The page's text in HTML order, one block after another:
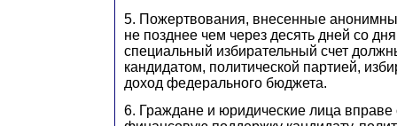
5. Пожертвования, внесенные
не позднее чем через десять дней со
специальный избирательный счет
кандидатом, политической партией,
доход федерального бюджета.
6. Граждане и юридические лица вправе